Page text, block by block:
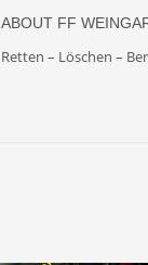
ABOUT FF
Retten – Löschen –